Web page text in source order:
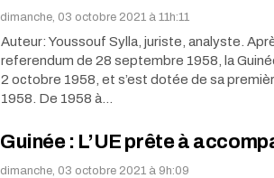
dimanche, 03 octobre 2021 à 11h:11
Auteur: Youssouf Sylla, juriste, analyste.
referendum de 28 septembre 1958, la
2 octobre 1958, et s’est dotée de sa
1958. De 1958 à…
Guinée : L’UE prête à
dimanche, 03 octobre 2021 à 9h:09